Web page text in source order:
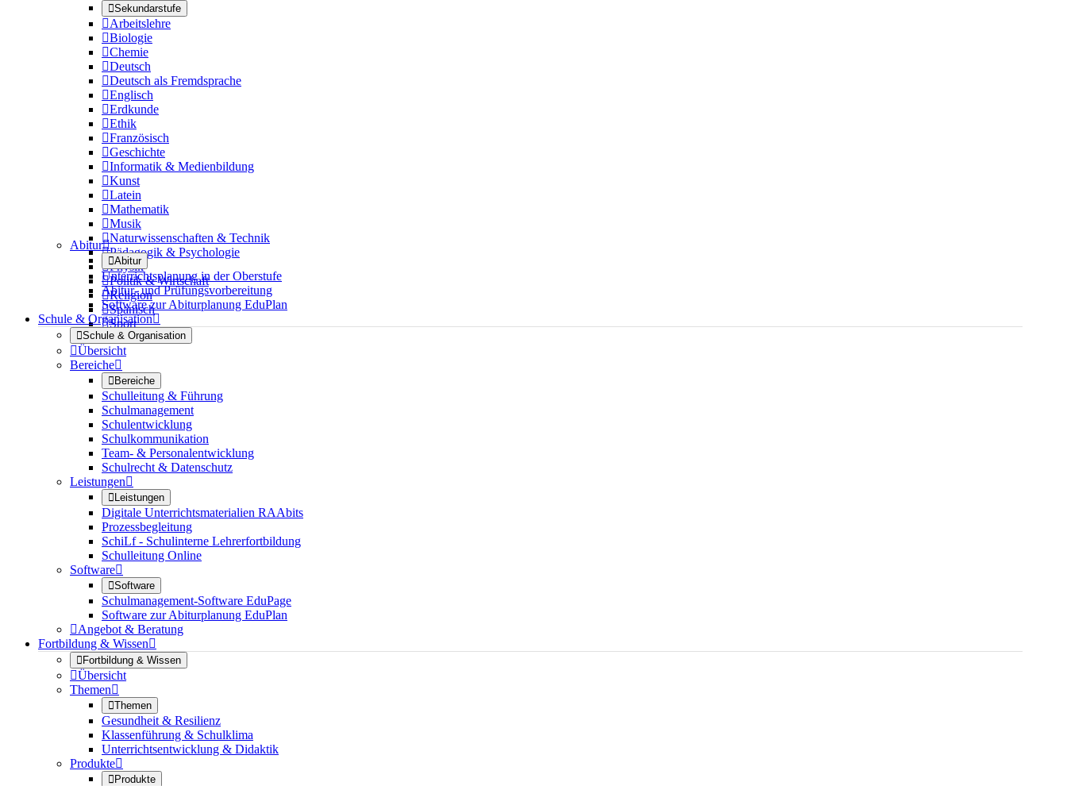
Sekundarstufe
Arbeitslehre
Biologie
Chemie
Deutsch
Deutsch als Fremdsprache
Englisch
Erdkunde
Ethik
Französisch
Geschichte
Informatik & Medienbildung
Kunst
Latein
Mathematik
Musik
Naturwissenschaften & Technik
Pädagogik & Psychologie
Physik
Politik & Wirtschaft
Religion
Spanisch
Sport
Abitur
Abitur
Unterrichtsplanung in der Oberstufe
Abitur- und Prüfungsvorbereitung
Software zur Abiturplanung EduPlan
Schule & Organisation
Schule & Organisation
Übersicht
Bereiche
Bereiche
Schulleitung & Führung
Schulmanagement
Schulentwicklung
Schulkommunikation
Team- & Personalentwicklung
Schulrecht & Datenschutz
Leistungen
Leistungen
Digitale Unterrichtsmaterialien RAAbits
Prozessbegleitung
SchiLf - Schulinterne Lehrerfortbildung
Schulleitung Online
Software
Software
Schulmanagement-Software EduPage
Software zur Abiturplanung EduPlan
Angebot & Beratung
Fortbildung & Wissen
Fortbildung & Wissen
Übersicht
Themen
Themen
Gesundheit & Resilienz
Klassenführung & Schulklima
Unterrichtsentwicklung & Didaktik
Produkte
Produkte